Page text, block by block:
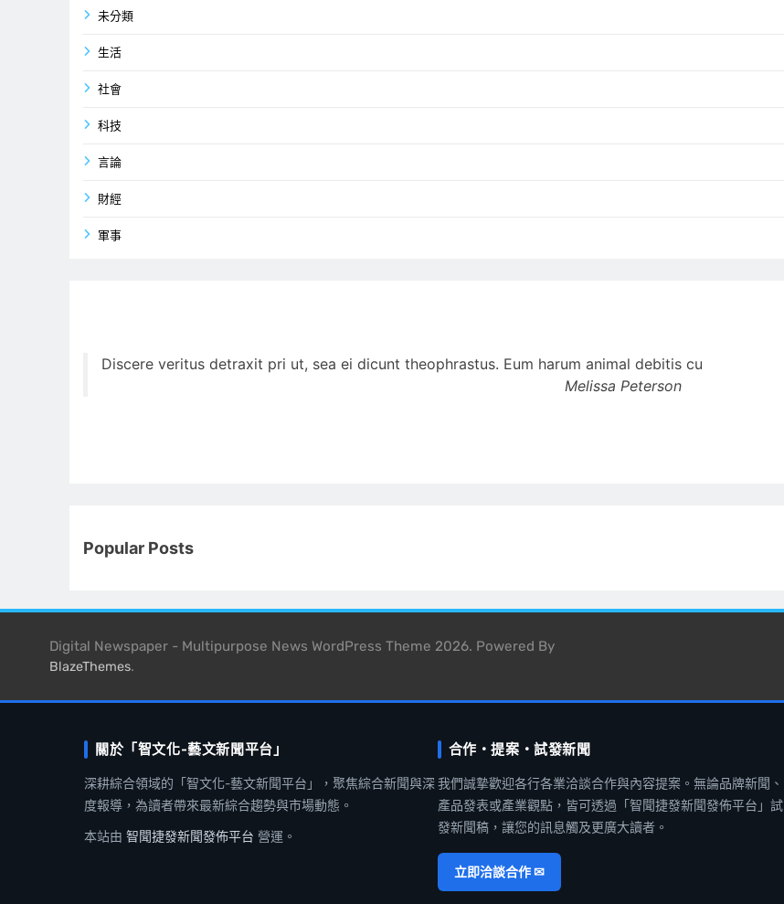
未分類
生活
社會
科技
言論
財經
軍事
Discere veritus detraxit pri ut, sea ei dicunt theophrastus. Eum harum animal debitis cu
Melissa Peterson
Popular Posts
Digital Newspaper - Multipurpose News WordPress Theme 2026. Powered By
BlazeThemes.
關於「智文化-藝文新聞平台」
深耕綜合領域的「智文化-藝文新聞平台」，聚焦綜合新聞與深
度報導，為讀者帶來最新綜合趨勢與市場動態。
本站由 智聞捷發新聞發佈平台 營運。
合作・提案・試發新聞
我們誠摯歡迎各行各業洽談合作與內容提案。無論品牌新聞、
產品發表或產業觀點，皆可透過「智聞捷發新聞發佈平台」試
發新聞稿，讓您的訊息觸及更廣大讀者。
立即洽談合作 ✉